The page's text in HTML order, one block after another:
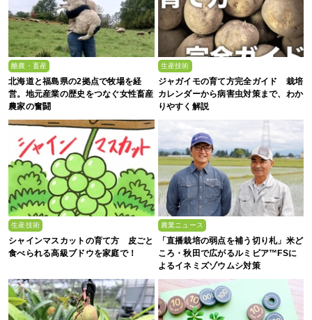
酪農・畜産
北海道と福島県の2拠点で牧場を経
営。地元産業の歴史をつなぐ女性畜産
農家の奮闘
生産技術
ジャガイモの育て方完全ガイド 栽培
カレンダーから病害虫対策まで、わか
りやすく解説
生産技術
シャインマスカットの育て方 皮ごと
食べられる高級ブドウを家庭で！
農業ニュース
「直播栽培の弱点を補う切り札」米ど
ころ・秋田で広がるルミビア™FSに
よるイネミズゾウムシ対策